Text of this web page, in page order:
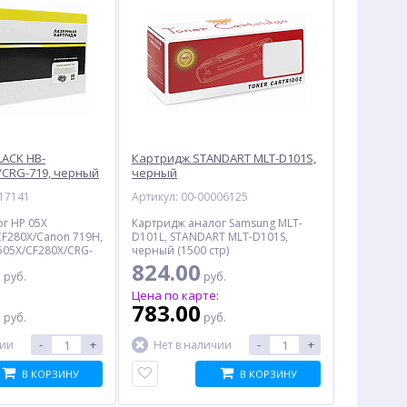
HB-
CRG-719, черный
HP 05X
Canon 719H,
CF280X/CRG-
стр)
руб.
руб.
- +
В КОРЗИНУ
Картридж STANDART MLT-D101S,
черный
Артикул: 00-00006125
Картридж аналог Samsung MLT-
D101L, STANDART MLT-D101S,
черный (1500 стр)
824.00 руб.
Цена по карте:
783.00 руб.
Нет в наличии
- +
В КОРЗИНУ